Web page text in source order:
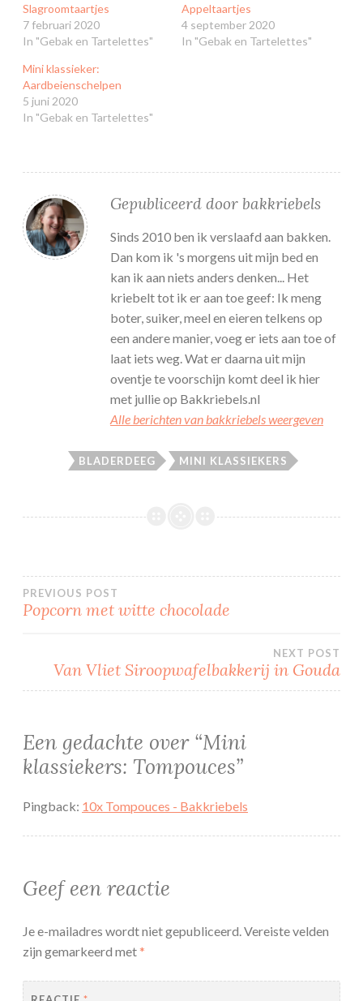
Slagroomtaartjes
7 februari 2020
In "Gebak en Tartelettes"
Appeltaartjes
4 september 2020
In "Gebak en Tartelettes"
Mini klassieker:
Aardbeienschelpen
5 juni 2020
In "Gebak en Tartelettes"
Gepubliceerd door bakkriebels
Sinds 2010 ben ik verslaafd aan bakken.
Dan kom ik 's morgens uit mijn bed en
kan ik aan niets anders denken... Het
kriebelt tot ik er aan toe geef: Ik meng
boter, suiker, meel en eieren telkens op
een andere manier, voeg er iets aan toe of
laat iets weg. Wat er daarna uit mijn
oventje te voorschijn komt deel ik hier
met jullie op Bakkriebels.nl
Alle berichten van bakkriebels weergeven
BLADERDEEG MINI KLASSIEKERS
Bericht
PREVIOUS POST
Popcorn met witte chocolade
NEXT POST
Van Vliet Siroopwafelbakkerij in Gouda
Een gedachte over “Mini
klassiekers: Tompouces”
Pingback: 10x Tompouces - Bakkriebels
Geef een reactie
Je e-mailadres wordt niet gepubliceerd.Vereiste velden
zijn gemarkeerd met*